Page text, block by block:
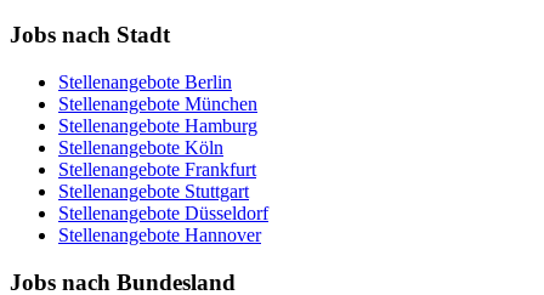
Jobs nach Stadt
Stellenangebote Berlin
Stellenangebote München
Stellenangebote Hamburg
Stellenangebote Köln
Stellenangebote Frankfurt
Stellenangebote Stuttgart
Stellenangebote Düsseldorf
Stellenangebote Hannover
Jobs nach Bundesland